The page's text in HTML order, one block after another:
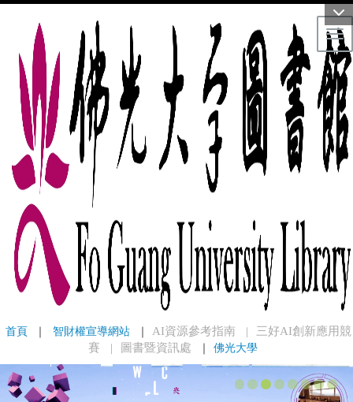
首頁 ｜ 智財權宣導網站 ｜ AI資源參考指南 ｜
三好AI創新應用競
賽
｜ 圖書暨資訊處 ｜ 佛光大學